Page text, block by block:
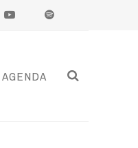
AGENDA